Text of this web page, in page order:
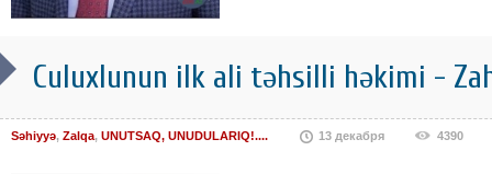
Culuxlunun ilk ali təhsilli həkimi -
Səhiyyə, Zalqa, UNUTSAQ, UNUDULARIQ!.... 13 декабря 4390